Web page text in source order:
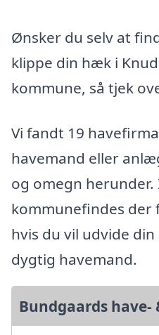
Ønsker du selv at
klippe din hæk i
kommune, så tjek
Vi fandt 19
havemand eller
og omegn herunder.
kommunefindes der
hvis du vil udvide
dygtig havemand.
Bundgaards have-